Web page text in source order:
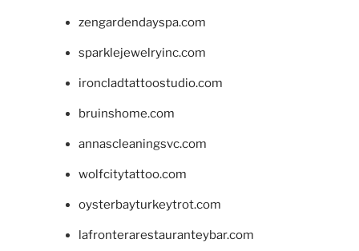
zengardendayspa.com
sparklejewelryinc.com
ironcladtattoostudio.com
bruinshome.com
annascleaningsvc.com
wolfcitytattoo.com
oysterbayturkeytrot.com
lafronterarestauranteybar.com